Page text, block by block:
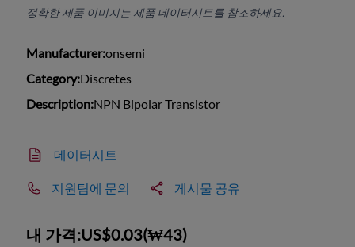
정확한 제품 이미지는 제품 데이터시트를 참조하세요.
Manufacturer:onsemi
Category:Discretes
Description:NPN Bipolar Transistor
데이터시트
지원팀에 문의 게시물 공유
내 가격:US$0.03(₩43)